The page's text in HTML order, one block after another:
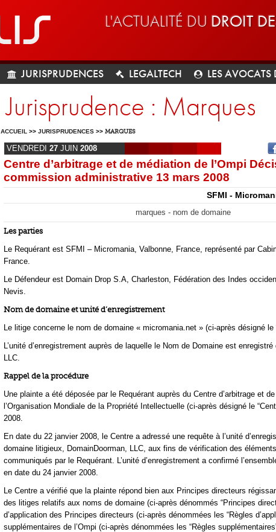
L'ACTUALITÉ DU DROIT
JURISPRUDENCES LEGALTECH LES AVOCATS
Jurisprudence : Marques
ACCUEIL >> JURISPRUDENCES >> MARQUES
VENDREDI 27 JUIN 2008
Centre d’arbitrage et de médiation de l’Ompi
commission administrative 13 mars 2008
SFMI -
marques - nom de domaine
Les parties
Le Requérant est SFMI – Micromania, Valbonne, France, représenté par
France.
Le Défendeur est Domain Drop S.A, Charleston, Fédération des Indes
Nevis.
Nom de domaine et unité d’enregistrement
Le litige concerne le nom de domaine « micromania.net » (ci-après désigné le
L’unité d’enregistrement auprès de laquelle le Nom de Domaine est
LLC.
Rappel de la procédure
Une plainte a été déposée par le Requérant auprès du Centre d’arbitrage et
l’Organisation Mondiale de la Propriété Intellectuelle (ci-après désigné le
2008.
En date du 22 janvier 2008, le Centre a adressé une requête à l’unité
domaine litigieux, DomainDoorman, LLC, aux fins de vérification des
communiqués par le Requérant. L’unité d’enregistrement a confirmé
en date du 24 janvier 2008.
Le Centre a vérifié que la plainte répond bien aux Principes directeurs
des litiges relatifs aux noms de domaine (ci-après dénommés “Principes
d’application des Principes directeurs (ci-après dénommées les “Règles
supplémentaires de l’Ompi (ci-après dénommées les “Règles